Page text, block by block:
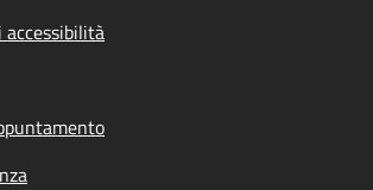
accessibilità